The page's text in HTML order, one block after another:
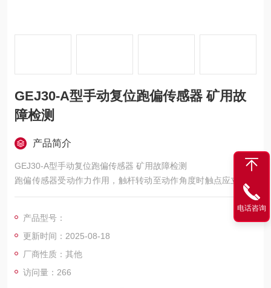
GEJ30-A型手动复位跑偏传感器 矿用故
障检测
产品简介
GEJ30-A型手动复位跑偏传感器 矿用故障检测
跑偏传感器受动作力作用，触杆转动至动作角度时触点应立即动
作；动作力撤除，触杆应自动返回原位，且必须经过复位按键恢
产品型号：
更新时间：2025-08-18
厂商性质：其他
访问量：266
电话咨询